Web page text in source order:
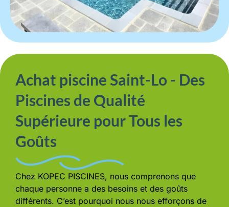
Achat piscine Saint-Lo - Des
Piscines de Qualité
Supérieure pour Tous les
Goûts
Chez KOPEC PISCINES, nous comprenons que
chaque personne a des besoins et des goûts
différents. C’est pourquoi nous nous efforçons de